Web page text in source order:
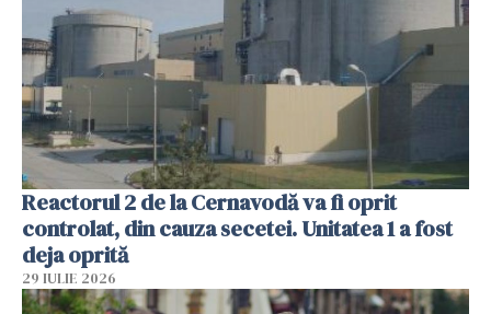
Reactorul 2 de la Cernavodă va fi oprit
controlat, din cauza secetei. Unitatea 1 a fost
deja oprită
29 IULIE 2026